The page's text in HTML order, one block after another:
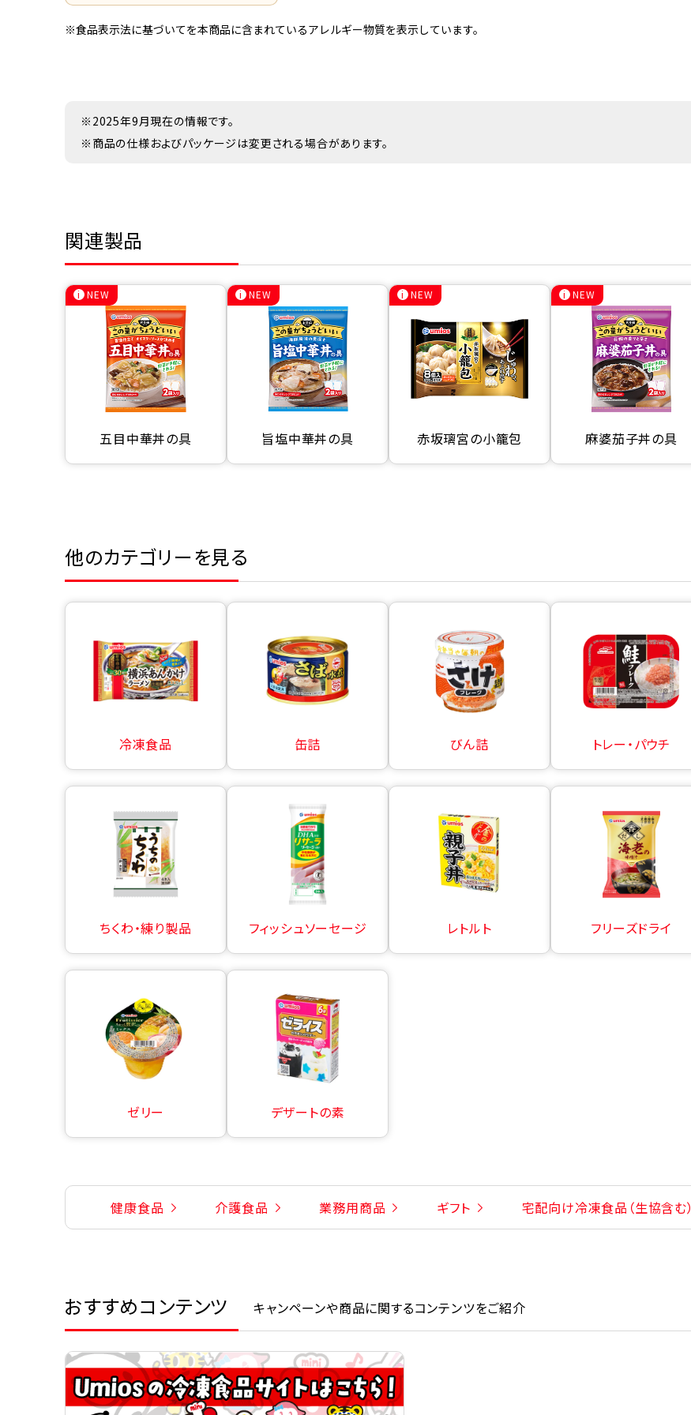
※食品表示法に基づいてを本商品に含まれているアレルギー物質を表示しています。
※2025年9月現在の情報です。
※商品の仕様およびパッケージは変更される場合があります。
関連製品
五目中華丼の具
NEW
旨塩中華丼の具
NEW
赤坂璃宮の小籠包
NEW
麻婆茄子丼の具
NEW
他のカテゴリーを見る
冷凍食品 缶詰 びん詰 トレー・パウチ
ちくわ・練り製品 フィッシュソーセージ レトルト フリーズドライ
ゼリー デザートの素
健康食品 介護食品 業務用商品 ギフト 宅配向け冷凍食品（生協含む）
おすすめコンテンツ キャンペーンや商品に関するコンテンツをご紹介